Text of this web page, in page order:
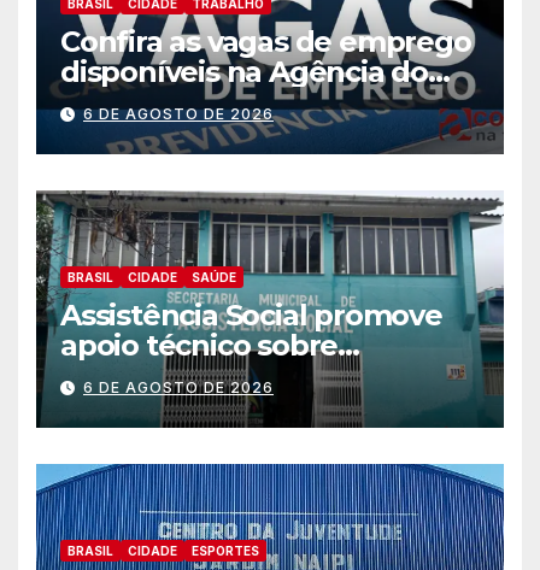
BRASIL CIDADE TRABALHO
Confira as vagas de emprego
disponíveis na Agência do
Trabalhador
6 DE AGOSTO DE 2026
BRASIL CIDADE SAÚDE
Assistência Social promove
apoio técnico sobre
preparação e resposta a
situações de emergência e
calamidade pública
6 DE AGOSTO DE 2026
BRASIL CIDADE ESPORTES